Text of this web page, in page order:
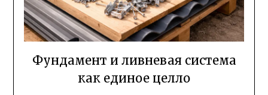
Фундамент и ливневая система
как единое целло